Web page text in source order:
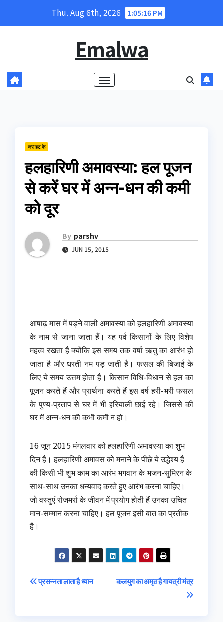
Thu. Aug 6th, 2026 1:05:16 PM
Emalwa
जरा हट के
हलहारिणी अमावस्या: हल पूजन
से करें घर में अन्न-धन की कमी
को दूर
By parshv
JUN 15, 2015
आषाढ़ मास में पड़ने वाली अमावस्या को हलहारिणी अमावस्या
के नाम से जाना जाता हैं। यह पर्व किसानों के लिए विशेष
महत्व रखता है क्योंकि इस समय तक वर्षा ऋतु का आरंभ हो
जाता है और धरती नम पड़ जाती है। फसल की बिजाई के
लिए ये समय उत्तम होता है। किसान विधि-विधान से हल का
पूजन करते हैं और प्रार्थना करते हैं इस वर्ष हरी-भरी फसल
के पुण्य-प्रताप से घर में भी हरियाली छाई रहे। जिससे की
घर में अन्न-धन की कभी कमी न हो।
16 जून 2015 मंगलवार को हलहारिणी अमावस्या का शुभ
दिन है। हलहारिणी अमावस को मनाने के पीछे ये उद्धेश्य है
की किसी भी शुभ काम का आरंभ भगवान के भजन-सुमिरन के
साथ-साथ उनका धन्यवाद करते हुए आरंभ करना चाहिए।
जो वस्तुएं रोजमर्रा के जीवन में प्रयोग होती हैं उनका उचित
मान-सम्मान करना चाहिए। हल पूजन इसी बात का प्रतीक
है।
Post
कलयुग का अमृत है गायत्री मंत्र
प्रसन्नता लाता है ध्यान